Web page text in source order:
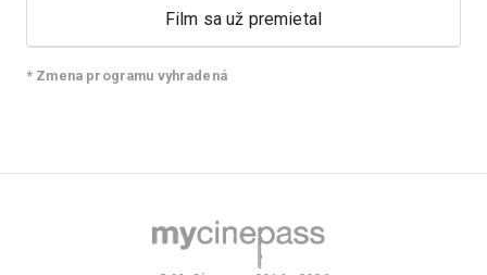
Film sa už premietal
* Zmena programu vyhradená